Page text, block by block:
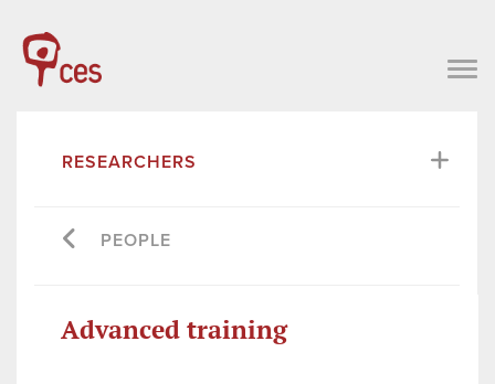
RESEARCHERS
PEOPLE
Advanced training